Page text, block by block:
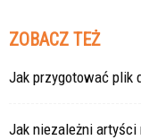
ZOBACZ TEŻ
Jak przygotować plik
Jak niezależni